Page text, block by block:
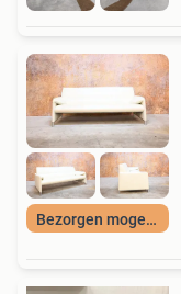
Bezorgen mogelijk